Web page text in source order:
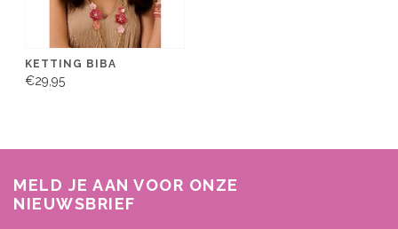
KETTING BIBA
€29,95
MELD JE AAN VOOR ONZE
NIEUWSBRIEF